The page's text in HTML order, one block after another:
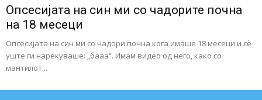
Опсесијата на син ми со чадорите почна
на 18 месеци
Опсесијата на син ми со чадори почна кога имаше 18 месеци и сè
уште ги нарекуваше: „бааа“. Имам видео од него, како со
мантилот...